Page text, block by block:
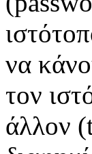
να
τον
άλλον